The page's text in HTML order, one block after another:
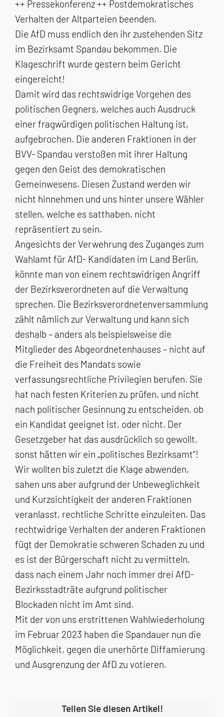
++ Pressekonferenz ++ Postdemokratisches
Verhalten der Altparteien beenden.
Die AfD muss endlich den ihr zustehenden Sitz
im Bezirksamt Spandau bekommen. Die
Klageschrift wurde gestern beim Gericht
eingereicht!
Damit wird das rechtswidrige Vorgehen des
politischen Gegners, welches auch Ausdruck
einer fragwürdigen politischen Haltung ist,
aufgebrochen. Die anderen Fraktionen in der
BVV- Spandau verstoßen mit ihrer Haltung
gegen den Geist des demokratischen
Gemeinwesens. Diesen Zustand werden wir
nicht hinnehmen und uns hinter unsere Wähler
stellen, welche es satthaben, nicht
repräsentiert zu sein.
Angesichts der Verwehrung des Zuganges zum
Wahlamt für AfD- Kandidaten im Land Berlin,
könnte man von einem rechtswidrigen Angriff
der Bezirksverordneten auf die Verwaltung
sprechen. Die Bezirksverordnetenversammlung
zählt nämlich zur Verwaltung und kann sich
deshalb – anders als beispielsweise die
Mitglieder des Abgeordnetenhauses – nicht auf
die Freiheit des Mandats sowie
verfassungsrechtliche Privilegien berufen. Sie
hat nach festen Kriterien zu prüfen, und nicht
nach politischer Gesinnung zu entscheiden, ob
ein Kandidat geeignet ist, oder nicht. Der
Gesetzgeber hat das ausdrücklich so gewollt,
sonst hätten wir ein „politisches Bezirksamt“!
Wir wollten bis zuletzt die Klage abwenden,
sahen uns aber aufgrund der Unbeweglichkeit
und Kurzsichtigkeit der anderen Fraktionen
veranlasst, rechtliche Schritte einzuleiten. Das
rechtwidrige Verhalten der anderen Fraktionen
fügt der Demokratie schweren Schaden zu und
es ist der Bürgerschaft nicht zu vermitteln,
dass nach einem Jahr noch immer drei AfD-
Bezirksstadträte aufgrund politischer
Blockaden nicht im Amt sind.
Mit der von uns erstrittenen Wahlwiederholung
im Februar 2023 haben die Spandauer nun die
Möglichkeit, gegen die unerhörte Diffamierung
und Ausgrenzung der AfD zu votieren.
Teilen Sie diesen Artikel!